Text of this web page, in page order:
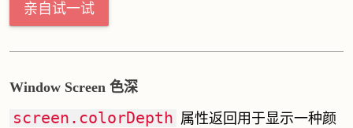
亲自试一试
Window Screen 色深
screen.colorDepth 属性返回用于显示一种颜